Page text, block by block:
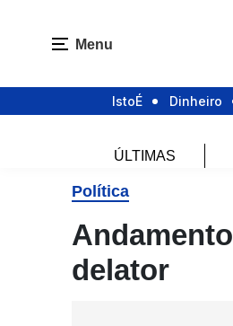
Menu
IstoÉ Dinheiro
ÚLTIMAS
Política
delator